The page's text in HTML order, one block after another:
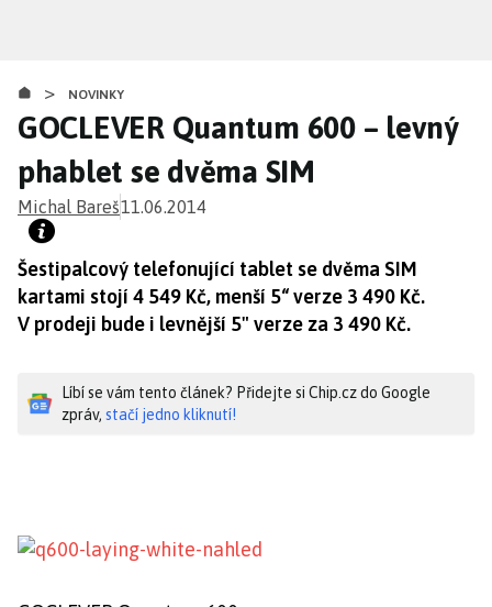
obsahu
> NOVINKY
GOCLEVER Quantum 600 – levný
phablet se dvěma SIM
Michal Bareš11.06.2014
Šestipalcový telefonující tablet se dvěma SIM
kartami stojí 4 549 Kč, menší 5“ verze 3 490 Kč.
V prodeji bude i levnější 5" verze za 3 490 Kč.
Líbí se vám tento článek? Přidejte si Chip.cz do Google
zpráv, stačí jedno kliknutí!